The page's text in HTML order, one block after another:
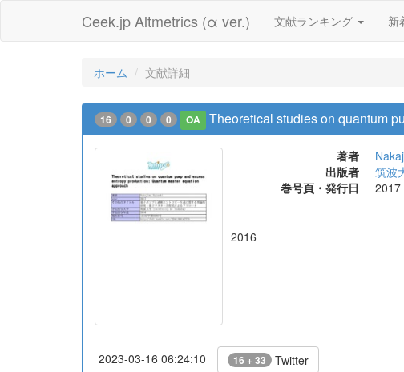
Ceek.jp Altmetrics (α ver.) 文献ランキング 新
ホーム 文献詳細
16 0 0 0 OA Theoretical studies on quantum
著者
出版者
筑波
巻号頁・発行日
2017
2016
2023-03-16 06:24:10 16 + 33 Twitter